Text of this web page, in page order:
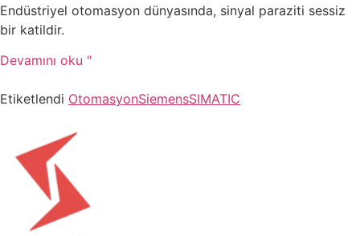
Endüstriyel otomasyon dünyasında, sinyal paraziti sessiz
bir katildir.
Devamını oku "
Etiketlendi OtomasyonSiemensSIMATIC